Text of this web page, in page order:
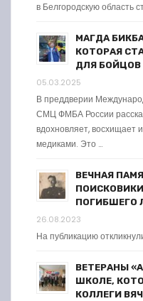
в Белгородскую область
МАГДА
КОТОРАЯ
ДЛЯ БОЙЦОВ
05.03.2025
В преддверии
СМЦ ФМБА России
вдохновляет, восхищает
медиками. Это …
ВЕЧНАЯ
ПОГИБШЕГО
26.08.2023
На публикацию
ВЕТЕРАНЫ
ШКОЛЕ,
КОЛЛЕГИ